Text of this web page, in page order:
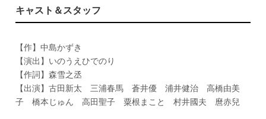
キャスト＆スタッフ
【作】中島かずき
【演出】いのうえひでのり
【作詞】森雪之丞
【出演】古田新太 三浦春馬 蒼井優 浦井健治 高橋由美
子 橋本じゅん 高田聖子 粟根まこと 村井國夫 麿赤兒